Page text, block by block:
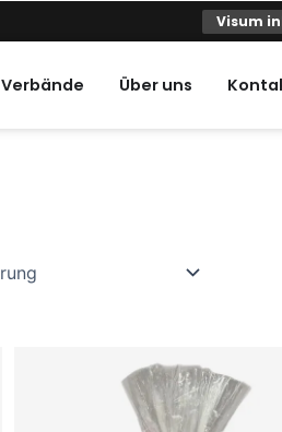
Visum
Verbände Über uns